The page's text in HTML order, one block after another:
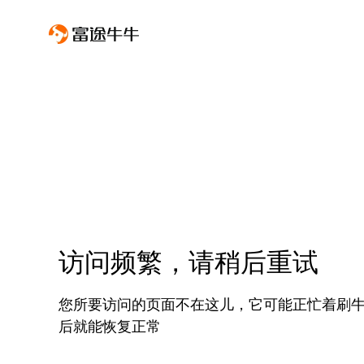
访问频繁，请稍后重试
您所要访问的页面不在这儿，它可能正忙着刷
后就能恢复正常